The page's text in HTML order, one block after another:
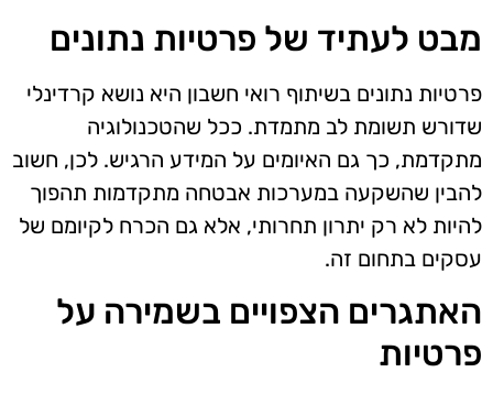
מבט לעתיד של פרטיות נתונים
פרטיות נתונים בשיתוף רואי חשבון היא נושא קרדינלי
שדורש תשומת לב מתמדת. ככל שהטכנולוגיה
מתקדמת, כך גם האיומים על המידע הרגיש. לכן, חשוב
להבין שהשקעה במערכות אבטחה מתקדמות תהפוך
להיות לא רק יתרון תחרותי, אלא גם הכרח לקיומם של
עסקים בתחום זה.
האתגרים הצפויים בשמירה על
פרטיות